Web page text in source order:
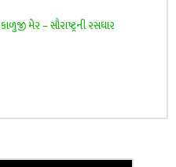
કાળુજી મેર – સૌરાષ્ટ્રની રસધાર